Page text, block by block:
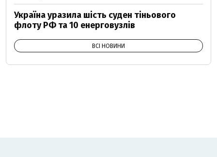
Україна уразила шість суден тіньового
флоту РФ та 10 енерговузлів
ВСІ НОВИНИ